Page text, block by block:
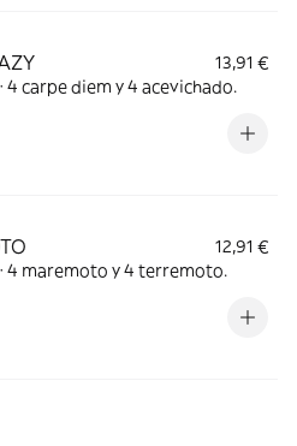
13,91 €
4 carpe diem y 4 acevichado.
12,91 €
4 maremoto y 4 terremoto.